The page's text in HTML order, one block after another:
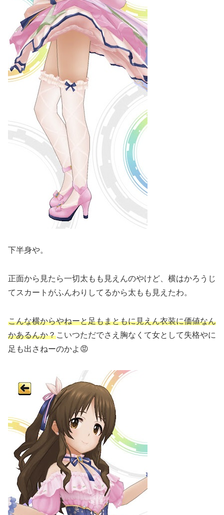
下半身や。
正面から見たら一切太もも見えんのやけど、横はかろうじ
てスカートがふんわりしてるから太もも見えたわ。
こんな横からやねーと足もまともに見えん衣装に価値なん
かあるんか？こいつただでさえ胸なくて女として失格やに
足も出さねーのかよ😡